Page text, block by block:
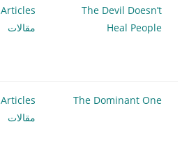
The Devil Doesn’t
Heal People
Articles
مقالات
The Dominant One
Articles
مقالات